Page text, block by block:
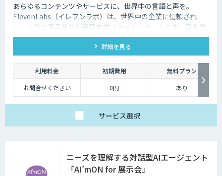
あらゆるコンテンツやサービスに、世界中の言語と声を。
ElevenLabs（イレブンラボ）は、世界中の企業に信頼され
る、安全で高品質なAI音声生成プラットフォームです。最先端
の技術で自然な音声を生成し、多言語対応やボイスクローニン
グ機能も、悪用を防ぐ倫理的ガードレールの中で提供します。
詳細を見る
利用料金 初期費用
無料プラン
お問合せください
0円 あり
サービス選択
ニーズを理解する対話型AIエージェント
「AI’mON for 展示会」